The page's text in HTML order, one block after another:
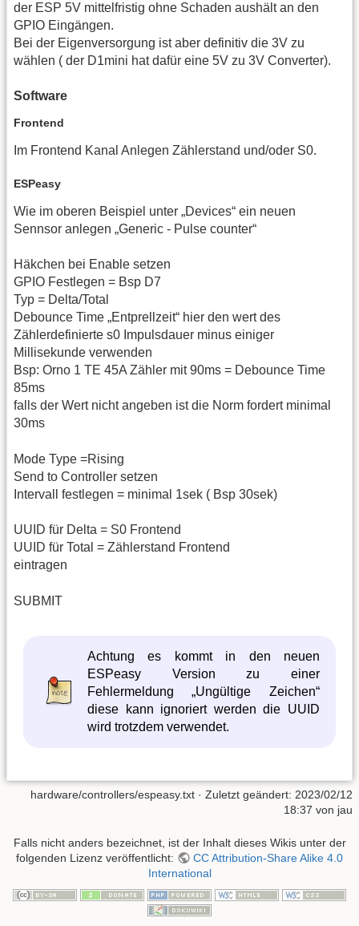
der ESP 5V mittelfristig ohne Schaden aushält an den
GPIO Eingängen.
Bei der Eigenversorgung ist aber definitiv die 3V zu
wählen ( der D1mini hat dafür eine 5V zu 3V Converter).
Software
Frontend
Im Frontend Kanal Anlegen Zählerstand und/oder S0.
ESPeasy
Wie im oberen Beispiel unter „Devices“ ein neuen
Sennsor anlegen „Generic - Pulse counter“
Häkchen bei Enable setzen
GPIO Festlegen = Bsp D7
Typ = Delta/Total
Debounce Time „Entprellzeit“ hier den wert des
Zählerdefinierte s0 Impulsdauer minus einiger
Millisekunde verwenden
Bsp: Orno 1 TE 45A Zähler mit 90ms = Debounce Time
85ms
falls der Wert nicht angeben ist die Norm fordert minimal
30ms
Mode Type =Rising
Send to Controller setzen
Intervall festlegen = minimal 1sek ( Bsp 30sek)
UUID für Delta = S0 Frontend
UUID für Total = Zählerstand Frontend
eintragen
SUBMIT
Achtung es kommt in den neuen
ESPeasy Version zu einer
Fehlermeldung „Ungültige Zeichen“
diese kann ignoriert werden die UUID
wird trotzdem verwendet.
hardware/controllers/espeasy.txt · Zuletzt geändert: 2023/02/12
18:37 von jau
Falls nicht anders bezeichnet, ist der Inhalt dieses Wikis unter der
folgenden Lizenz veröffentlicht:
CC Attribution-Share Alike 4.0
International